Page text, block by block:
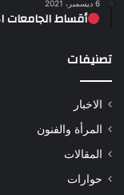
6 ديسمبر، 2021
أقساط الجامعات
تصنيفات
الاخبار
المرأة والفنون
المقالات
حوارات